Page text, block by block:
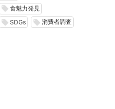
local_offer 食魅力発見
local_offer SDGs local_offer 消費者調査